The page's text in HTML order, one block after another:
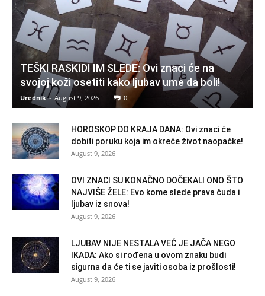
TEŠKI RASKIDI IM SLEDE: Ovi znaci će na
svojoj koži osetiti kako ljubav ume da boli!
Urednik - August 9, 2026 0
HOROSKOP DO KRAJA DANA: Ovi znaci će
dobiti poruku koja im okreće život naopačke!
August 9, 2026
OVI ZNACI SU KONAČNO DOČEKALI ONO ŠTO
NAJVIŠE ŽELE: Evo kome slede prava čuda i
ljubav iz snova!
August 9, 2026
LJUBAV NIJE NESTALA VEĆ JE JAČA NEGO
IKADA: Ako si rođena u ovom znaku budi
sigurna da će ti se javiti osoba iz prošlosti!
August 9, 2026